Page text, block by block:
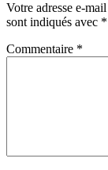
Votre adresse e-
sont indiqués avec *
Commentaire *